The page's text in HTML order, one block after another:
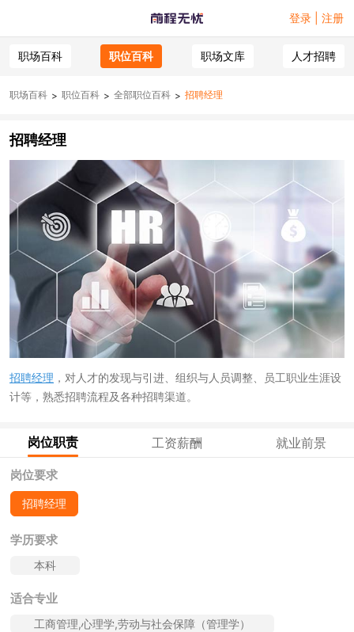
登录 | 注册
职场百科 职位百科 职场文库 人才招聘
职场百科 > 职位百科 > 全部职位百科 > 招聘经理
招聘经理
招聘经理 ，对人才的发现与引进、组织与人员调整、员工职业生涯设
计等，熟悉招聘流程及各种招聘渠道。
岗位职责 工资薪酬 就业前景
岗位要求
招聘经理
学历要求
本科
适合专业
工商管理,心理学,劳动与社会保障（管理学）